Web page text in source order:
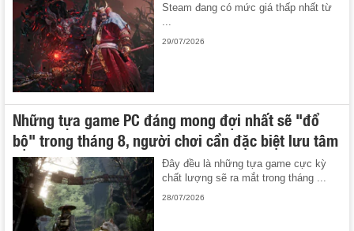
Steam đang có mức giá thấp nhất từ
29/07/2026
Những tựa game PC đáng mong đợi nhất sẽ "đổ
bộ" trong tháng 8, người chơi cần đặc biệt lưu tâm
Đây đều là những tựa game cực kỳ
chất lượng sẽ ra mắt trong tháng ...
28/07/2026